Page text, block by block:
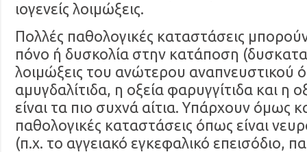
ιογενείς λοιμώξεις.
Πολλές παθολογικές καταστάσεις
πόνο ή δυσκολία στην κατάποση
λοιμώξεις του ανώτερου αναπνευστικού
αμυγδαλίτιδα, η οξεία φαρυγγίτιδα και η
είναι τα πιο συχνά αίτια. Υπάρχουν όμως
παθολογικές καταστάσεις όπως είναι
(π.χ. το αγγειακό εγκεφαλικό επεισόδιο,